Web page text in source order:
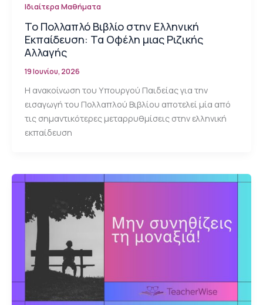
Ιδιαίτερα Μαθήματα
Το Πολλαπλό Βιβλίο στην Ελληνική
Εκπαίδευση: Τα Οφέλη μιας Ριζικής
Αλλαγής
19 Ιουνίου, 2026
Η ανακοίνωση του Υπουργού Παιδείας για την
εισαγωγή του Πολλαπλού Βιβλίου αποτελεί μία από
τις σημαντικότερες μεταρρυθμίσεις στην ελληνική
εκπαίδευση